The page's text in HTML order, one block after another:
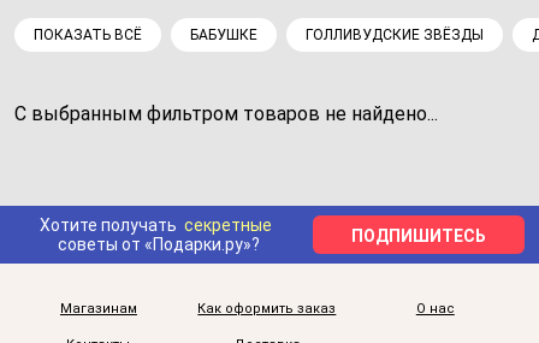
ПОКАЗАТЬ ВСЁ БАБУШКЕ ГОЛЛИВУДСКИЕ ЗВЁЗДЫ
С выбранным фильтром товаров не найдено...
Хотите получать секретные
советы от «Подарки.ру»?
ПОДПИШИТЕСЬ
Магазинам Как оформить заказ О нас